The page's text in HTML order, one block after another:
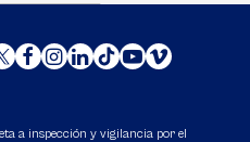
a inspección y vigilancia por el